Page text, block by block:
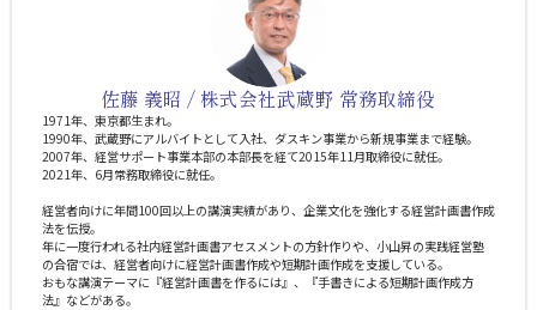
佐藤 義昭 / 株式会社武蔵野 常務取締役
1971年、東京都生まれ。
1990年、武蔵野にアルバイトとして入社、ダスキン事業から新規事業まで経験。
2007年、経営サポート事業本部の本部長を経て2015年11月取締役に就任。
2021年、6月常務取締役に就任。
経営者向けに年間100回以上の講演実績があり、企業文化を強化する経営計画書作成
法を伝授。
年に一度行われる社内経営計画書アセスメントの方針作りや、小山昇の実践経営塾
の合宿では、経営者向けに経営計画書作成や短期計画作成を支援している。
おもな講演テーマに『経営計画書を作るには』、『手書きによる短期計画作成方
法』などがある。